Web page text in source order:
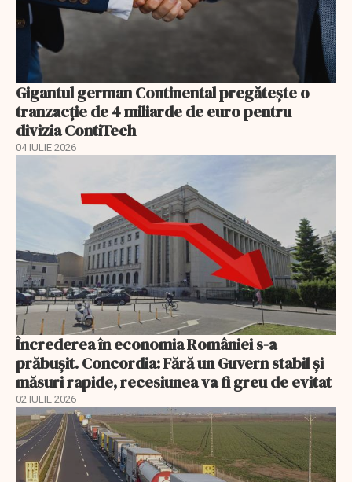
Gigantul german Continental pregătește o
tranzacție de 4 miliarde de euro pentru
divizia ContiTech
04 IULIE 2026
Încrederea în economia României s-a
prăbușit. Concordia: Fără un Guvern stabil și
măsuri rapide, recesiunea va fi greu de evitat
02 IULIE 2026